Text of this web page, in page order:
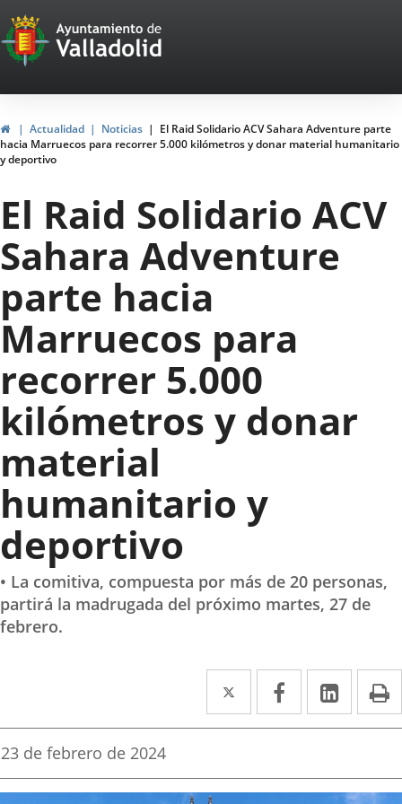
Portal
Web
del
Ayuntamiento
de
Valladolid
InicioActualidad Noticias
El Raid Solidario ACV Sahara Adventure parte
hacia Marruecos para recorrer 5.000 kilómetros y donar material humanitario
y deportivo
El Raid Solidario ACV
Sahara Adventure
parte hacia
Marruecos para
recorrer 5.000
kilómetros y donar
material
humanitario y
deportivo
• La comitiva, compuesta por más de 20 personas,
partirá la madrugada del próximo martes, 27 de
febrero.
Twitter
Enlace
a
aplicación
Facebook
Enlace
a
aplicación
Enlace
a
Fecha
la
23 de febrero de 2024